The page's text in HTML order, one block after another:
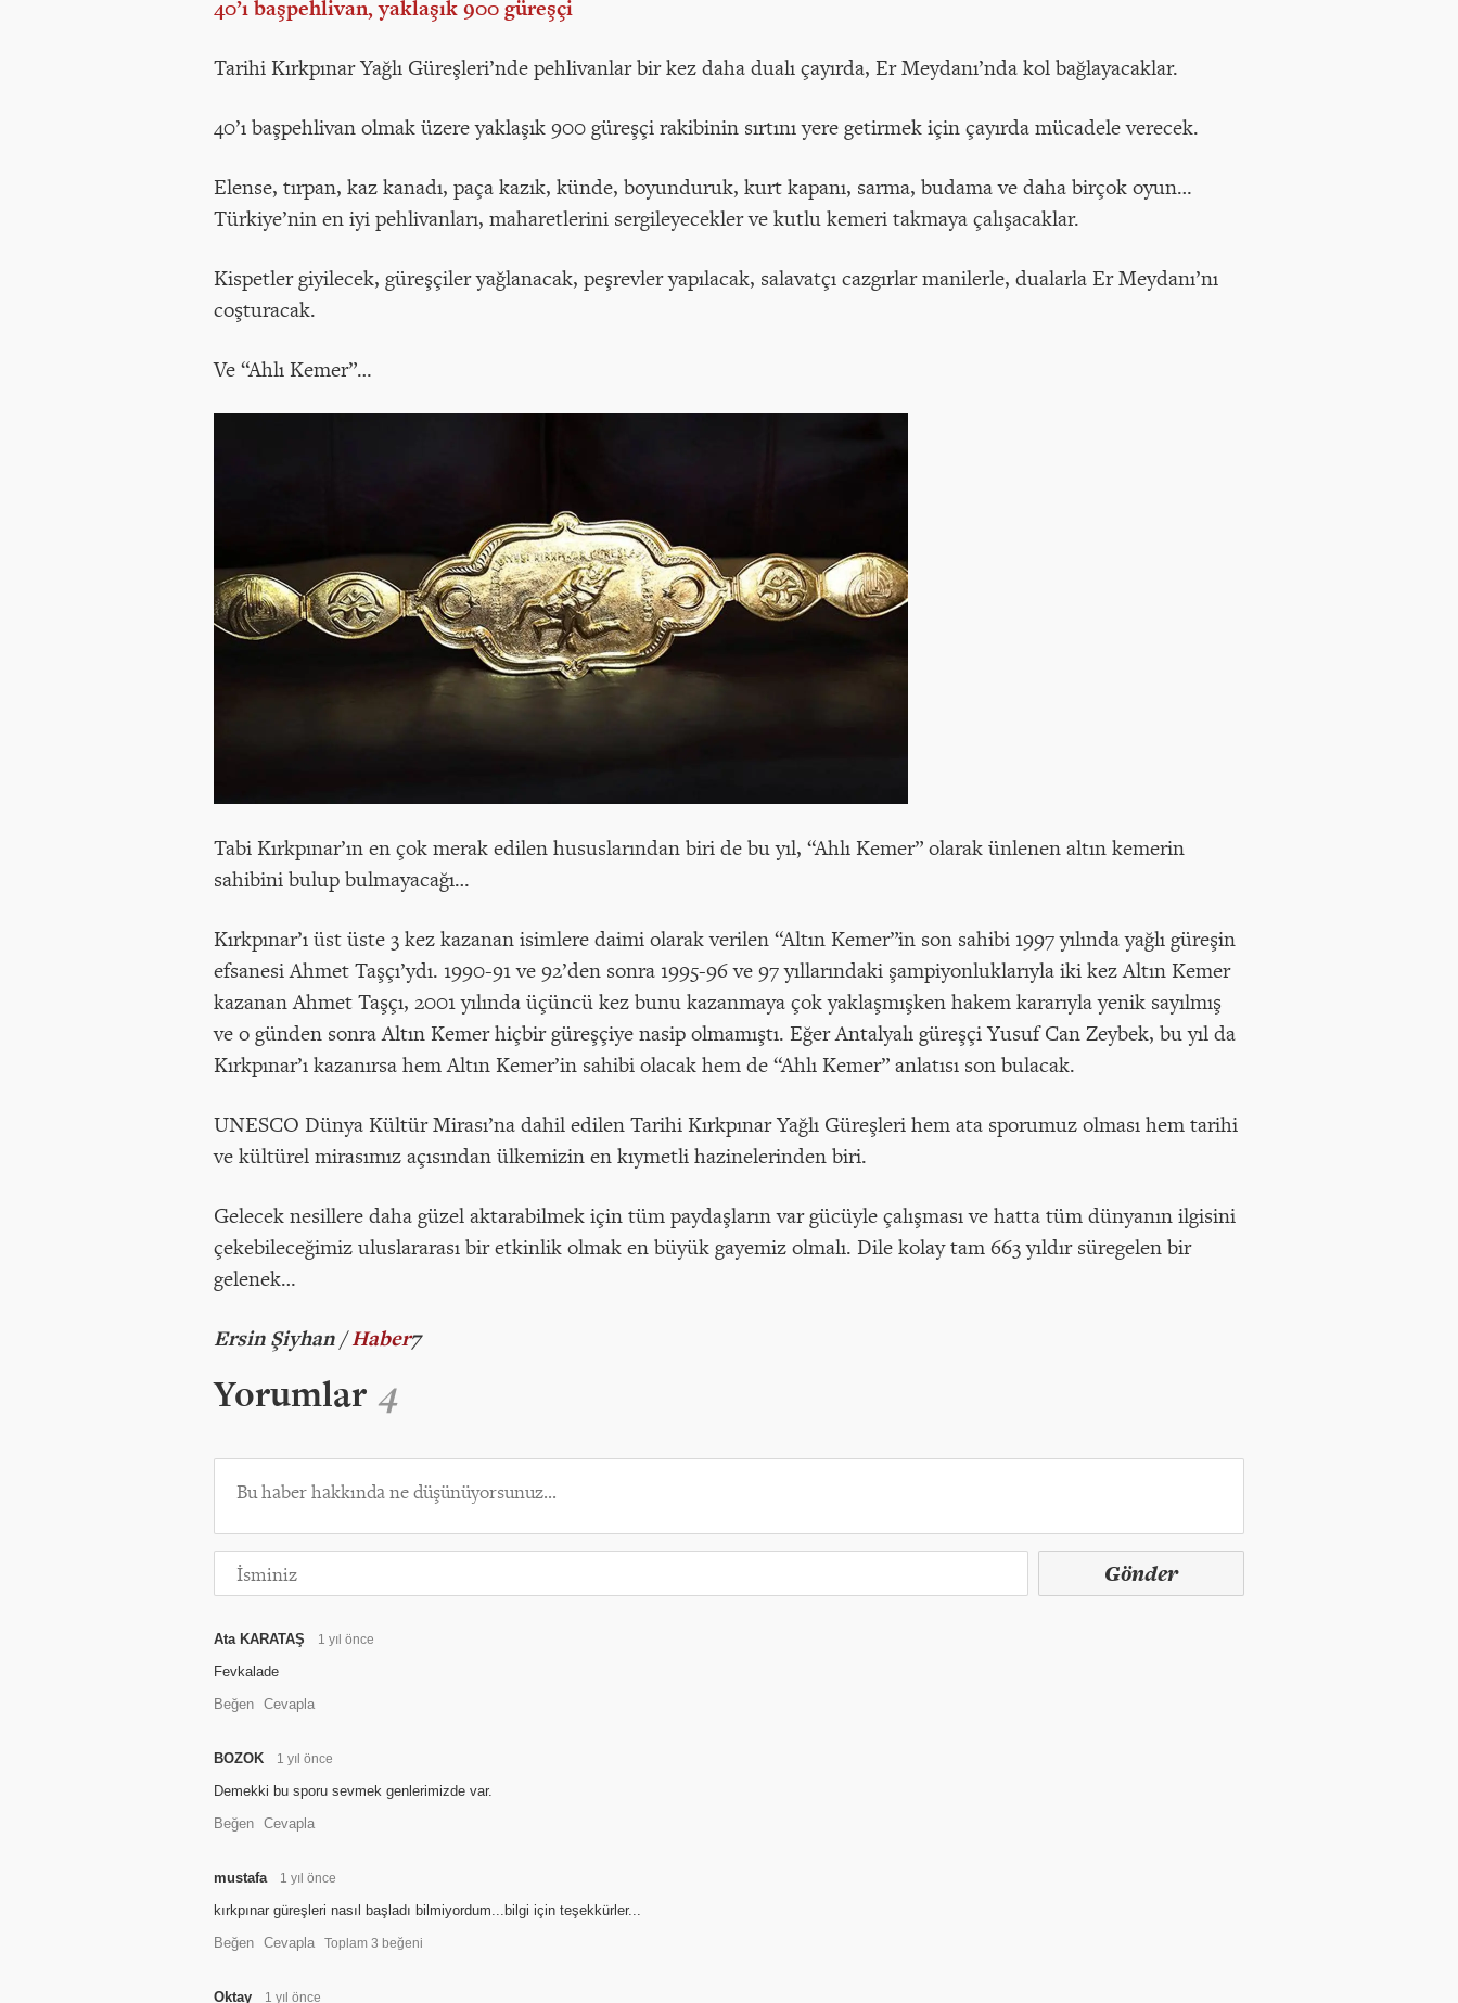
40’ı başpehlivan, yaklaşık 900 güreşçi
Tarihi Kırkpınar Yağlı Güreşleri’nde pehlivanlar bir kez daha dualı çayırda, Er Meydanı’nda kol bağlayacaklar.
40’ı başpehlivan olmak üzere yaklaşık 900 güreşçi rakibinin sırtını yere getirmek için çayırda mücadele verecek.
Elense, tırpan, kaz kanadı, paça kazık, künde, boyunduruk, kurt kapanı, sarma, budama ve daha birçok oyun…
Türkiye’nin en iyi pehlivanları, maharetlerini sergileyecekler ve kutlu kemeri takmaya çalışacaklar.
Kispetler giyilecek, güreşçiler yağlanacak, peşrevler yapılacak, salavatçı cazgırlar manilerle, dualarla Er Meydanı’nı
coşturacak.
Ve “Ahlı Kemer”…
Tabi Kırkpınar’ın en çok merak edilen hususlarından biri de bu yıl, “Ahlı Kemer” olarak ünlenen altın kemerin
sahibini bulup bulmayacağı…
Kırkpınar’ı üst üste 3 kez kazanan isimlere daimi olarak verilen “Altın Kemer”in son sahibi 1997 yılında yağlı güreşin
efsanesi Ahmet Taşçı’ydı. 1990-91 ve 92’den sonra 1995-96 ve 97 yıllarındaki şampiyonluklarıyla iki kez Altın Kemer
kazanan Ahmet Taşçı, 2001 yılında üçüncü kez bunu kazanmaya çok yaklaşmışken hakem kararıyla yenik sayılmış
ve o günden sonra Altın Kemer hiçbir güreşçiye nasip olmamıştı. Eğer Antalyalı güreşçi Yusuf Can Zeybek, bu yıl da
Kırkpınar’ı kazanırsa hem Altın Kemer’in sahibi olacak hem de “Ahlı Kemer” anlatısı son bulacak.
UNESCO Dünya Kültür Mirası’na dahil edilen Tarihi Kırkpınar Yağlı Güreşleri hem ata sporumuz olması hem tarihi
ve kültürel mirasımız açısından ülkemizin en kıymetli hazinelerinden biri.
Gelecek nesillere daha güzel aktarabilmek için tüm paydaşların var gücüyle çalışması ve hatta tüm dünyanın ilgisini
çekebileceğimiz uluslararası bir etkinlik olmak en büyük gayemiz olmalı. Dile kolay tam 663 yıldır süregelen bir
gelenek…
Ersin Şiyhan /Haber7
Yorumlar 4
Gönder
Ata KARATAŞ 1 yıl önce
Fevkalade
Beğen Cevapla
BOZOK 1 yıl önce
Demekki bu sporu sevmek genlerimizde var.
Beğen Cevapla
mustafa 1 yıl önce
kırkpınar güreşleri nasıl başladı bilmiyordum...bilgi için teşekkürler...
Beğen Cevapla Toplam 3 beğeni
Oktay 1 yıl önce